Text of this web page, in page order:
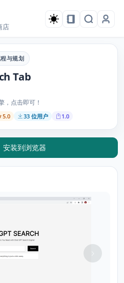
店
与规划
Tab
，点击即可！
5.0 33 位用户 1.0
安装到浏览器